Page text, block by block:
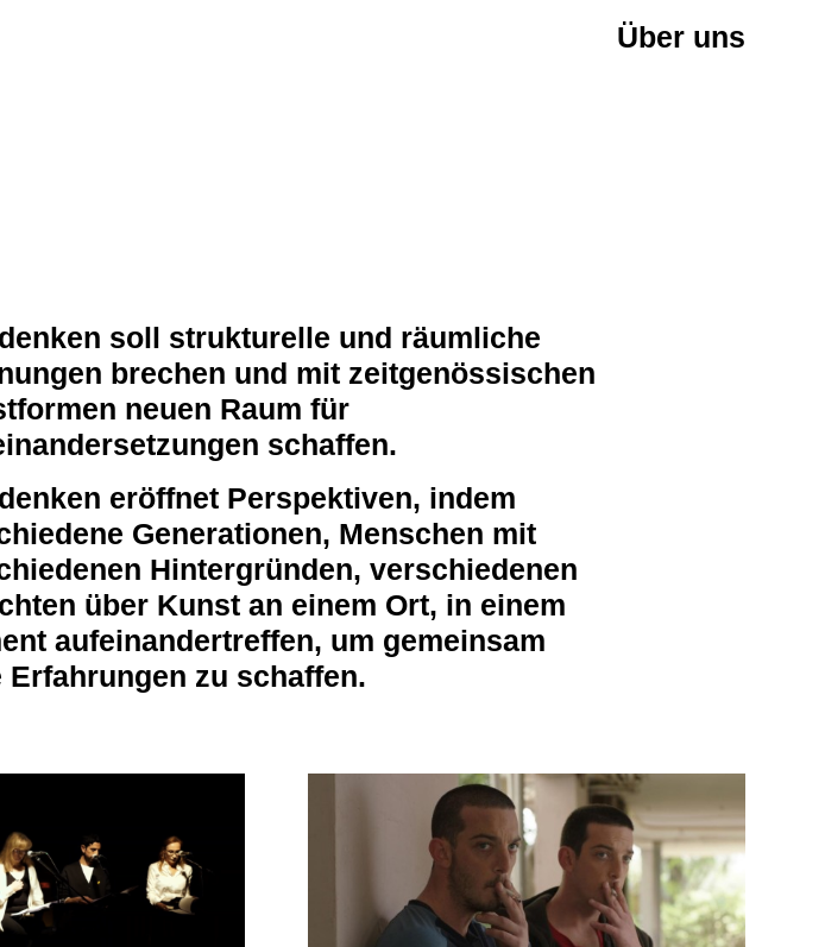
Über uns
soll strukturelle und räumliche
brechen und mit zeitgenössischen
neuen Raum für
schaffen.
eröffnet Perspektiven, indem
Generationen, Menschen mit
Hintergründen, verschiedenen
über Kunst an einem Ort, in einem
aufeinandertreffen, um gemeinsam
Erfahrungen zu schaffen.